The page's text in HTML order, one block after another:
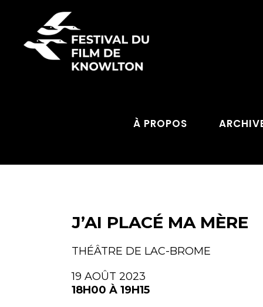
À PROPOS
J’AI PLACÉ MA MÈRE
THÉÂTRE DE LAC-BROME
19 AOÛT 2023
18H00 À 19H15